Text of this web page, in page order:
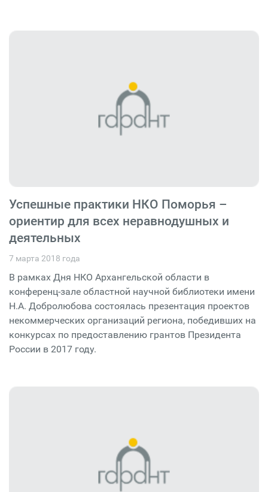
Успешные практики НКО Поморья –
ориентир для всех неравнодушных и
деятельных
7 марта 2018 года
В рамках Дня НКО Архангельской области в
конференц-зале областной научной библиотеки имени
Н.А. Добролюбова состоялась презентация проектов
некоммерческих организаций региона, победивших на
конкурсах по предоставлению грантов Президента
России в 2017 году.